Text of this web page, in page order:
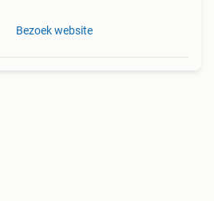
Bezoek website